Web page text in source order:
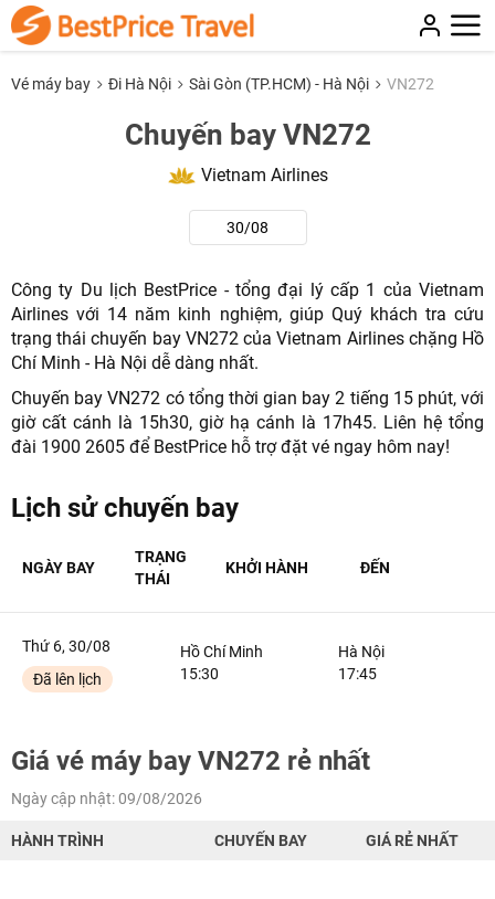
Vé máy bay Đi Hà Nội Sài Gòn (TP.HCM) - Hà Nội VN272
Chuyến bay VN272
Vietnam Airlines
30/08
Công ty Du lịch BestPrice - tổng đại lý cấp 1 của Vietnam
Airlines với 14 năm kinh nghiệm, giúp Quý khách tra cứu
trạng thái chuyến bay VN272 của Vietnam Airlines chặng Hồ
Chí Minh - Hà Nội dễ dàng nhất.
Chuyến bay VN272 có tổng thời gian bay 2 tiếng 15 phút, với
giờ cất cánh là 15h30, giờ hạ cánh là 17h45. Liên hệ tổng
đài 1900 2605 để BestPrice hỗ trợ đặt vé ngay hôm nay!
Lịch sử chuyến bay
NGÀY BAY
TRẠNG
THÁI
KHỞI HÀNH ĐẾN
Thứ 6, 30/08
Đã lên lịch
Hồ Chí Minh
15:30
Hà Nội
17:45
Giá vé máy bay VN272 rẻ nhất
Ngày cập nhật: 09/08/2026
HÀNH TRÌNH CHUYẾN BAY GIÁ RẺ NHẤT
TƯ VẤN NGAY
TƯ VẤN NGAY
TƯ VẤN NGAY